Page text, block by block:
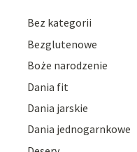
Bez kategorii
Bezglutenowe
Boże narodzenie
Dania fit
Dania jarskie
Dania jednogarnkowe